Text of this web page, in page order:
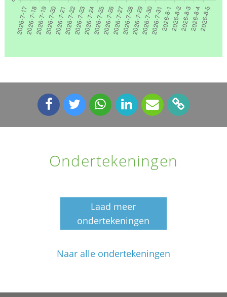
Ondertekeningen
Laad meer
ondertekeningen
Naar alle ondertekeningen